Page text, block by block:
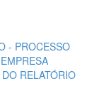
- PROCESSO
RELATÓRIO